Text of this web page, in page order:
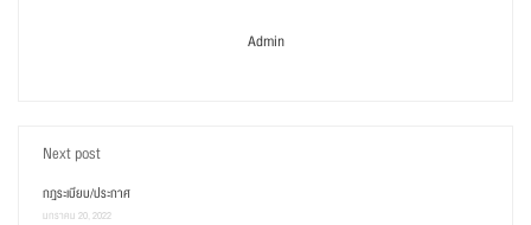
Admin
Next post
กฎระเบียบ/ประกาศ
มกราคม 20, 2022